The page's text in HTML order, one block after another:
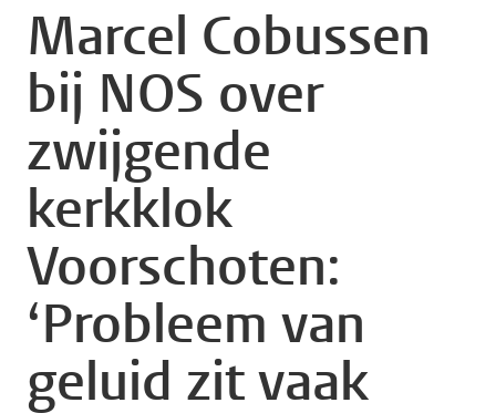
Marcel Cobussen
bij NOS over
zwijgende
kerkklok
Voorschoten:
‘Probleem van
geluid zit vaak